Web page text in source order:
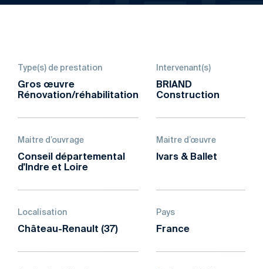
Type(s) de prestation
Gros œuvre
Rénovation/réhabilitation
Intervenant(s)
BRIAND
Construction
Maitre d’ouvrage
Conseil départemental
d'Indre et Loire
Maitre d’œuvre
Ivars & Ballet
Localisation
Château-Renault (37)
Pays
France